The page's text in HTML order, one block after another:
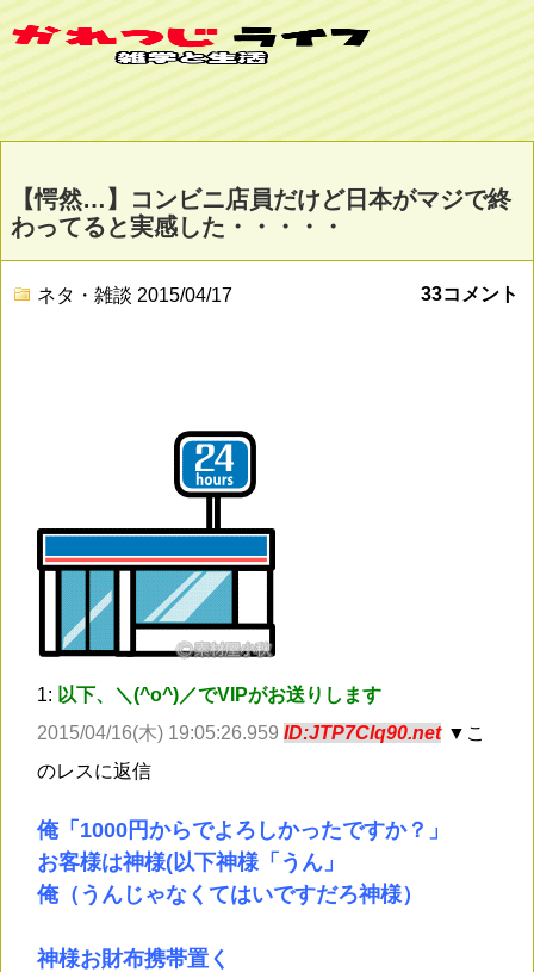
【愕然…】コンビニ店員だけど日本がマジで終
わってると実感した・・・・・
ネタ・雑談 2015/04/17 33コメント
1: 以下、＼(^o^)／でVIPがお送りします
2015/04/16(木) 19:05:26.959 ID:JTP7Clq90.net ▼こ
のレスに返信
俺「1000円からでよろしかったですか？」
お客様は神様(以下神様「うん」
俺（うんじゃなくてはいですだろ神様）
神様お財布携帯置く